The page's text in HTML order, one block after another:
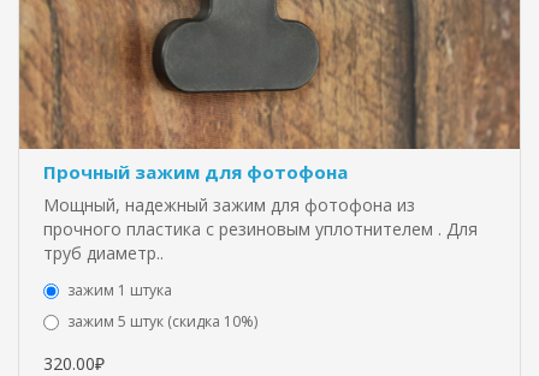
Прочный зажим для фотофона
Мощный, надежный зажим для фотофона из
прочного пластика с резиновым уплотнителем . Для
труб диаметр..
зажим 1 штука
зажим 5 штук (скидка 10%)
320.00₽